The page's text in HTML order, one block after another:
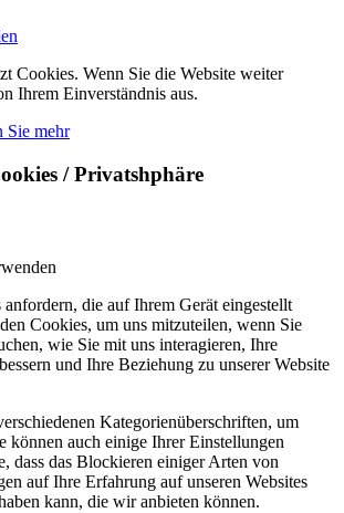
Cookies. Wenn Sie die Website weiter
Ihrem Einverständnis aus.
Sie mehr
/ Privatshphäre
die auf Ihrem Gerät eingestellt
Cookies, um uns mitzuteilen, wenn Sie
wie Sie mit uns interagieren, Ihre
und Ihre Beziehung zu unserer Website
Kategorienüberschriften, um
können auch einige Ihrer Einstellungen
dass das Blockieren einiger Arten von
auf Ihre Erfahrung auf unseren Websites
kann, die wir anbieten können.